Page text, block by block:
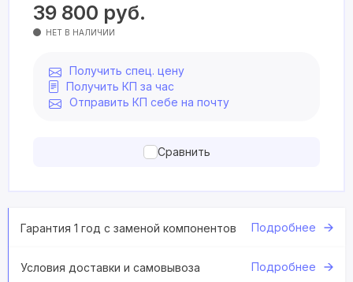
39 800 руб.
НЕТ В НАЛИЧИИ
Получить спец. цену
Получить КП за час
Отправить КП себе на почту
Сравнить
Гарантия 1 год с заменой компонентов Подробнее
Условия доставки и самовывоза Подробнее